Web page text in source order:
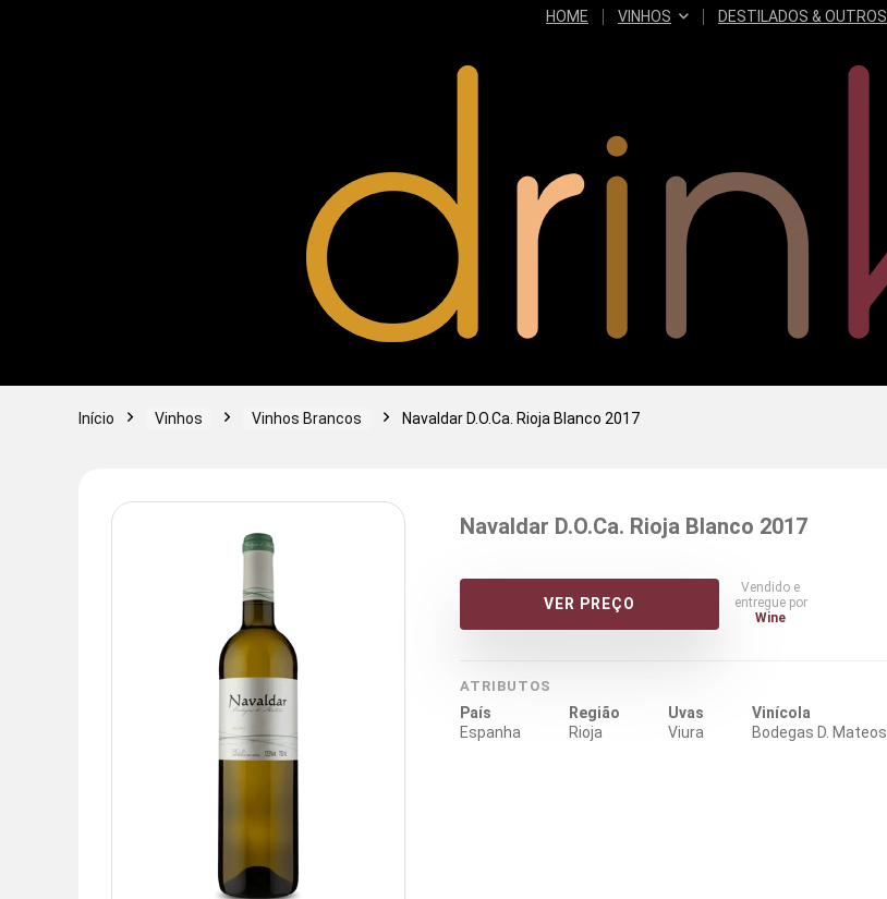
HOME VINHOS DESTILADOS & OUTROS
Início Vinhos Vinhos Brancos Navaldar D.O.Ca. Rioja Blanco 2017
Navaldar D.O.Ca. Rioja Blanco 2017
VER PREÇO
Vendido e
entregue por
Wine
ATRIBUTOS
País
Espanha
Região
Rioja
Uvas
Viura
Vinícola
Bodegas D. Mateos